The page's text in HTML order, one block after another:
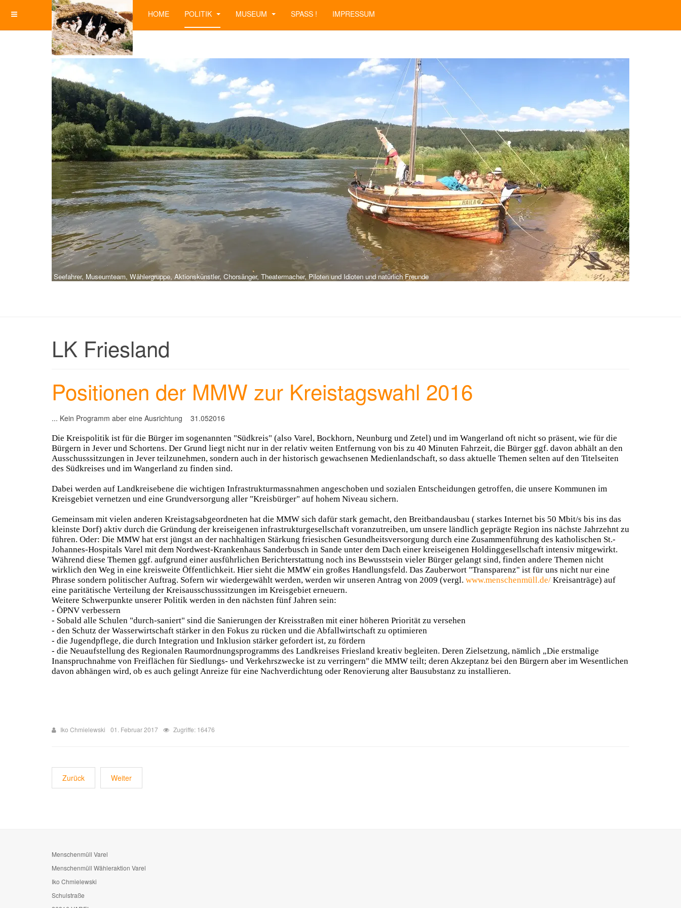
HOME POLITIK MUSEUM SPASS ! IMPRESSUM
Seefahrer, Museumteam, Wählergruppe, Aktionskünstler, Chorsänger, Theatermacher, Piloten und Idioten und natürlich Freunde
LK Friesland
Positionen der MMW zur Kreistagswahl 2016
... Kein Programm aber eine Ausrichtung 31.052016
Die Kreispolitik ist für die Bürger im sogenannten "Südkreis" (also Varel, Bockhorn, Neunburg und Zetel) und im Wangerland oft nicht so präsent, wie für die
Bürgern in Jever und Schortens. Der Grund liegt nicht nur in der relativ weiten Entfernung von bis zu 40 Minuten Fahrzeit, die Bürger ggf. davon abhält an den
Ausschusssitzungen in Jever teilzunehmen, sondern auch in der historisch gewachsenen Medienlandschaft, so dass aktuelle Themen selten auf den Titelseiten
des Südkreises und im Wangerland zu finden sind.
Dabei werden auf Landkreisebene die wichtigen Infrastrukturmassnahmen angeschoben und sozialen Entscheidungen getroffen, die unsere Kommunen im
Kreisgebiet vernetzen und eine Grundversorgung aller "Kreisbürger" auf hohem Niveau sichern.
Gemeinsam mit vielen anderen Kreistagsabgeordneten hat die MMW sich dafür stark gemacht, den Breitbandausbau ( starkes Internet bis 50 Mbit/s bis ins das
kleinste Dorf) aktiv durch die Gründung der kreiseigenen infrastrukturgesellschaft voranzutreiben, um unsere ländlich geprägte Region ins nächste Jahrzehnt zu
führen. Oder: Die MMW hat erst jüngst an der nachhaltigen Stärkung friesischen Gesundheitsversorgung durch eine Zusammenführung des katholischen St.-
Johannes-Hospitals Varel mit dem Nordwest-Krankenhaus Sanderbusch in Sande unter dem Dach einer kreiseigenen Holdinggesellschaft intensiv mitgewirkt.
Während diese Themen ggf. aufgrund einer ausführlichen Berichterstattung noch ins Bewusstsein vieler Bürger gelangt sind, finden andere Themen nicht
wirklich den Weg in eine kreisweite Öffentlichkeit. Hier sieht die MMW ein großes Handlungsfeld. Das Zauberwort "Transparenz" ist für uns nicht nur eine
Phrase sondern politischer Auftrag. Sofern wir wiedergewählt werden, werden wir unseren Antrag von 2009 (vergl. www.menschenmüll.de/ Kreisanträge) auf
eine paritätische Verteilung der Kreisausschusssitzungen im Kreisgebiet erneuern.
Weitere Schwerpunkte unserer Politik werden in den nächsten fünf Jahren sein:
- ÖPNV verbessern
- Sobald alle Schulen "durch-saniert" sind die Sanierungen der Kreisstraßen mit einer höheren Priorität zu versehen
- den Schutz der Wasserwirtschaft stärker in den Fokus zu rücken und die Abfallwirtschaft zu optimieren
- die Jugendpflege, die durch Integration und Inklusion stärker gefordert ist, zu fördern
- die Neuaufstellung des Regionalen Raumordnungsprogramms des Landkreises Friesland kreativ begleiten. Deren Zielsetzung, nämlich „Die erstmalige
Inanspruchnahme von Freiflächen für Siedlungs- und Verkehrszwecke ist zu verringern" die MMW teilt; deren Akzeptanz bei den Bürgern aber im Wesentlichen
davon abhängen wird, ob es auch gelingt Anreize für eine Nachverdichtung oder Renovierung alter Bausubstanz zu installieren.
Iko Chmielewski 01. Februar 2017 Zugriffe: 16476
Zurück Weiter
Menschenmüll Varel
Menschenmüll Wähleraktion Varel
Iko Chmielewski
Schulstraße